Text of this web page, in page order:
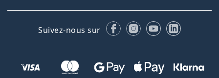
Suivez-nous sur FacebookInstagram
YouTubeLinkedIn